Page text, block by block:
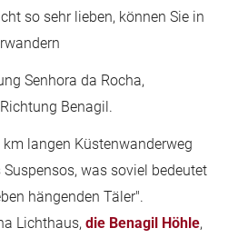
so sehr lieben, können Sie in
Senhora da Rocha,
Benagil.
langen Küstenwanderweg
Suspensos, was soviel bedeutet
hängenden Täler".
Lichthaus,die Benagil Höhle,